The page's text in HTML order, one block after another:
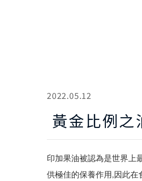
2022.05.12
黃金比例之
印加果油被認為是世界上
供極佳的保養作用 ,因此在